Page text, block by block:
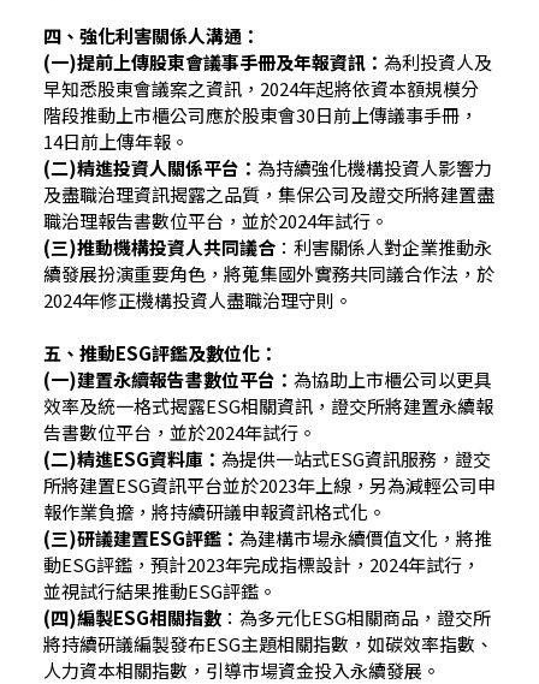
四、強化利害關係人溝通：
(一)提前上傳股東會議事手冊及年報資訊： 為利投資人及
早知悉股東會議案之資訊，2024年起將依資本額規模分
階段推動上市櫃公司應於股東會30日前上傳議事手冊，
14日前上傳年報。
(二)精進投資人關係平台： 為持續強化機構投資人影響力
及盡職治理資訊揭露之品質，集保公司及證交所將建置盡
職治理報告書數位平台，並於2024年試行。
(三)推動機構投資人共同議合：利害關係人對企業推動永
續發展扮演重要角色，將蒐集國外實務共同議合作法，於
2024年修正機構投資人盡職治理守則。
五、推動ESG評鑑及數位化：
(一)建置永續報告書數位平台： 為協助上市櫃公司以更具
效率及統一格式揭露ESG相關資訊，證交所將建置永續報
告書數位平台，並於2024年試行。
(二)精進ESG資料庫： 為提供一站式ESG資訊服務，證交
所將建置ESG資訊平台並於2023年上線，另為減輕公司申
報作業負擔，將持續研議申報資訊格式化。
(三)研議建置ESG評鑑： 為建構市場永續價值文化，將推
動ESG評鑑，預計2023年完成指標設計，2024年試行，
並視試行結果推動ESG評鑑。
(四)編製ESG相關指數：為多元化ESG相關商品，證交所
將持續研議編製發布ESG主題相關指數，如碳效率指數、
人力資本相關指數，引導市場資金投入永續發展。